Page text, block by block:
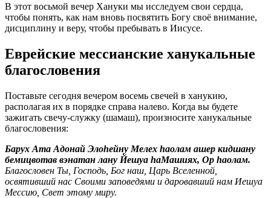
В этот восьмой вечер Хануки мы исследуем свои сердца,
чтобы понять, как нам вновь посвятить Богу своё внимание,
дисциплину и веру, чтобы пребывать в Иисусе.
Еврейские мессианские ханукальные
благословения
Поставьте сегодня вечером восемь свечей в ханукию,
располагая их в порядке справа налево. Когда вы будете
зажигать свечу-служку (шамаш), произносите ханукальные
благословения:
Барух Ата Адонай Элоhейну Мелех hаолам ашер кидшану
бемицвотав вэнатан лану Йешуа hаМашиях, Ор hаолам.
Благословен Ты, Господь, Бог наш, Царь Вселенной,
освятивший нас Своими заповедями и даровавший нам Иешуа
Мессию, Свет этому миру.